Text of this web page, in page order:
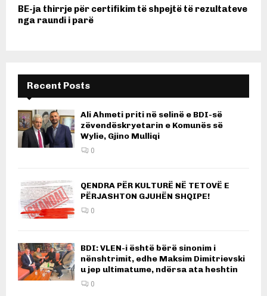
BE-ja thirrje për certifikim të shpejtë të rezultateve
nga raundi i parë
Recent Posts
Ali Ahmeti priti në selinë e BDI-së
zëvendëskryetarin e Komunës së
Wylie, Gjino Mulliqi
0
QENDRA PËR KULTURË NË TETOVË E
PËRJASHTON GJUHËN SHQIPE!
0
BDI: VLEN-i është bërë sinonim i
nënshtrimit, edhe Maksim Dimitrievski
u jep ultimatume, ndërsa ata heshtin
0